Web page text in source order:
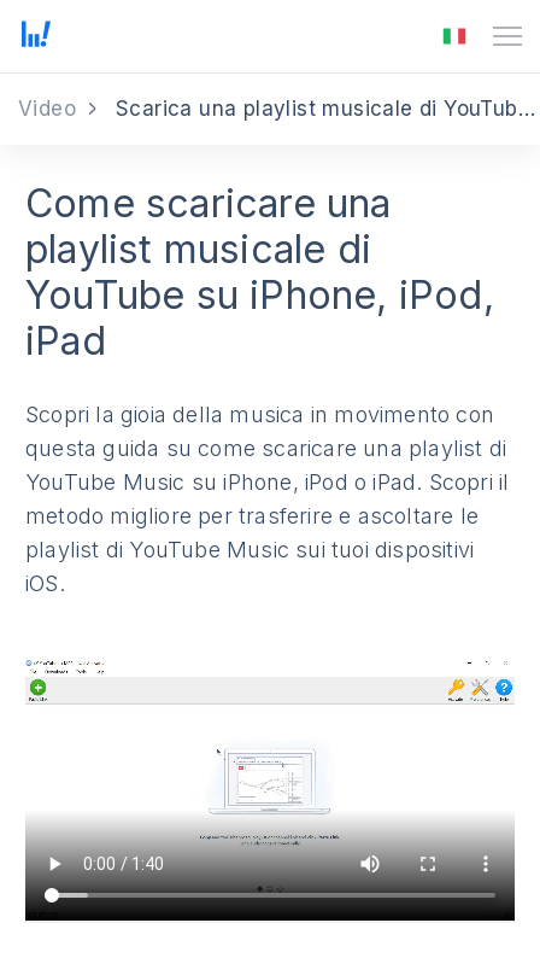
Video Scarica una playlist musicale di YouTube su iPhone, iPod, iPad
Come scaricare una
playlist musicale di
YouTube su iPhone, iPod,
iPad
Scopri la gioia della musica in movimento con
questa guida su come scaricare una playlist di
YouTube Music su iPhone, iPod o iPad. Scopri il
metodo migliore per trasferire e ascoltare le
playlist di YouTube Music sui tuoi dispositivi
iOS.